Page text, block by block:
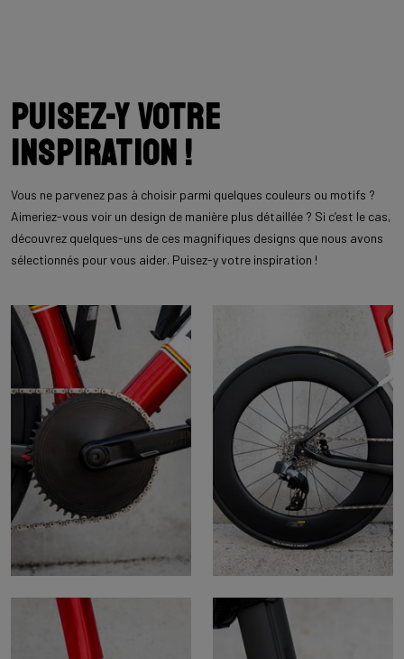
Puisez-y votre
inspiration !
Vous ne parvenez pas à choisir parmi quelques couleurs ou motifs ?
Aimeriez-vous voir un design de manière plus détaillée ? Si c’est le cas,
découvrez quelques-uns de ces magnifiques designs que nous avons
sélectionnés pour vous aider. Puisez-y votre inspiration !